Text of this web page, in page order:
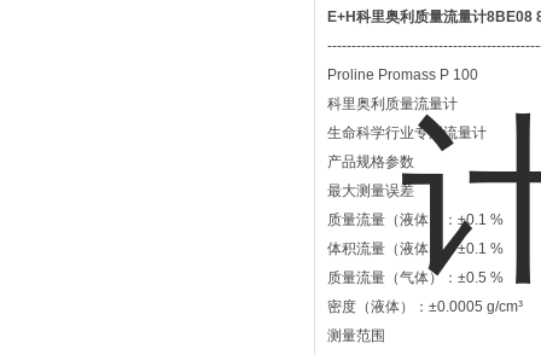
E+H科里奥利质量流量计8BE08
Proline Promass P 100
科里奥利质量流量计
生命科学行业专用流量计
产品规格参数
最大测量误差
质量流量（液体）：±0.1 %
体积流量（液体）：±0.1 %
质量流量（气体）：±0.5 %
密度（液体）：±0.0005 g/cm³
测量范围